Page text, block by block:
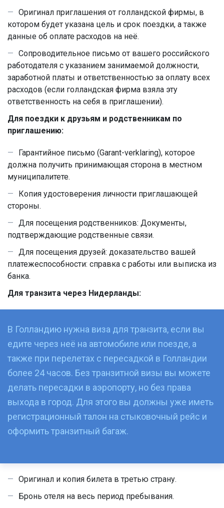
Оригинал приглашения от голландской фирмы, в
котором будет указана цель и срок поездки, а также
данные об оплате расходов на неё.
Сопроводительное письмо от вашего российского
работодателя с указанием занимаемой должности,
заработной платы и ответственностью за оплату всех
расходов (если голландская фирма взяла эту
ответственность на себя в приглашении).
Для поездки к друзьям и родственникам по
приглашению:
Гарантийное письмо (Garant-verklaring), которое
должна получить принимающая сторона в местном
муниципалитете.
Копия удостоверения личности приглашающей
стороны.
Для посещения родственников: Документы,
подтверждающие родственные связи.
Для посещения друзей: доказательство вашей
платежеспособности: справка с работы или выписка из
банка.
Для транзита через Нидерланды:
В Голландию нужна виза для транзита, если вы
едите через неё на автомобиле или поезде, а
также при перелетах с пересадкой в Голландии
более 24 часов. Без транзитной визы вы можете
делать пересадки в аэропорту, но без права
выхода в город. Для этого вы должны уже иметь
регистрационный талон на стыковочный рейс и
оформить транзитный багаж.
Оригинал и копия билета в третью страну.
Бронь отеля на весь период пребывания.